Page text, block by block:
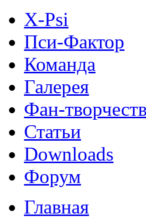
X-Psi
Пси-Фактор
Команда
Галерея
Фан-
Статьи
Downloads
Форум
Главная